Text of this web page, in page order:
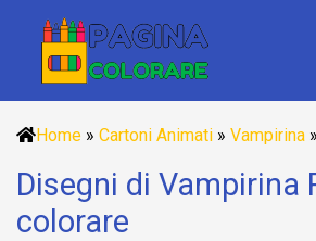
Home » Cartoni Animati » Vampirina »
Disegni di Vampirina
colorare